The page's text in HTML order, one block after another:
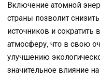
Включение атомной
страны позволит
источников и
атмосферу, что в свою
улучшению
значительное влияние